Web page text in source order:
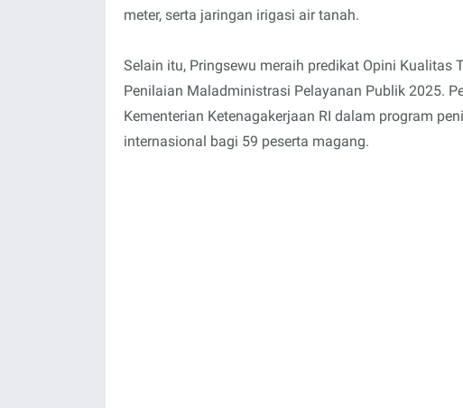
meter, serta jaringan irigasi air tanah.
Selain itu, Pringsewu meraih predikat Opini
Penilaian Maladministrasi Pelayanan Publik 2025.
Kementerian Ketenagakerjaan RI dalam program
internasional bagi 59 peserta magang.